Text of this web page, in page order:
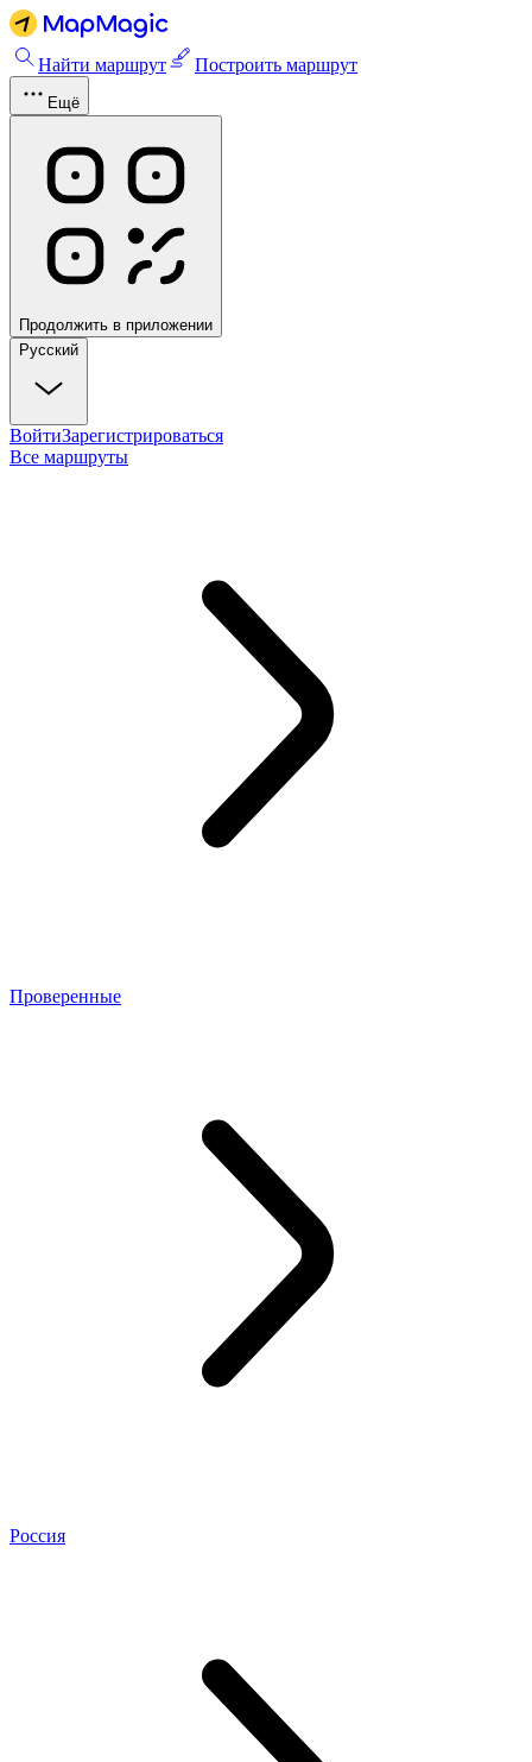
Найти маршрут Построить маршрут
Ещё
Продолжить в приложении
Русский
ВойтиЗарегистрироваться
Все маршруты
Проверенные
Россия